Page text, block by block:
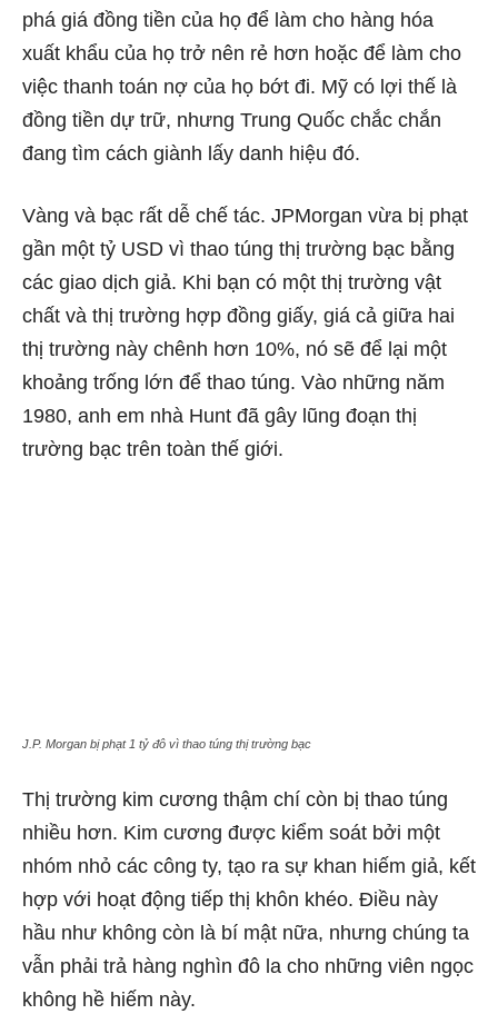
phá giá đồng tiền của họ để làm cho hàng hóa
xuất khẩu của họ trở nên rẻ hơn hoặc để làm cho
việc thanh toán nợ của họ bớt đi. Mỹ có lợi thế là
đồng tiền dự trữ, nhưng Trung Quốc chắc chắn
đang tìm cách giành lấy danh hiệu đó.
Vàng và bạc rất dễ chế tác. JPMorgan vừa bị phạt
gần một tỷ USD vì thao túng thị trường bạc bằng
các giao dịch giả. Khi bạn có một thị trường vật
chất và thị trường hợp đồng giấy, giá cả giữa hai
thị trường này chênh hơn 10%, nó sẽ để lại một
khoảng trống lớn để thao túng. Vào những năm
1980, anh em nhà Hunt đã gây lũng đoạn thị
trường bạc trên toàn thế giới.
J.P. Morgan bị phạt 1 tỷ đô vì thao túng thị trường bạc
Thị trường kim cương thậm chí còn bị thao túng
nhiều hơn. Kim cương được kiểm soát bởi một
nhóm nhỏ các công ty, tạo ra sự khan hiếm giả, kết
hợp với hoạt động tiếp thị khôn khéo. Điều này
hầu như không còn là bí mật nữa, nhưng chúng ta
vẫn phải trả hàng nghìn đô la cho những viên ngọc
không hề hiếm này.